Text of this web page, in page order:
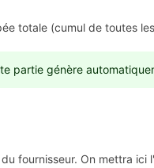
totale (cumul de toutes
partie génère
fournisseur. On mettra